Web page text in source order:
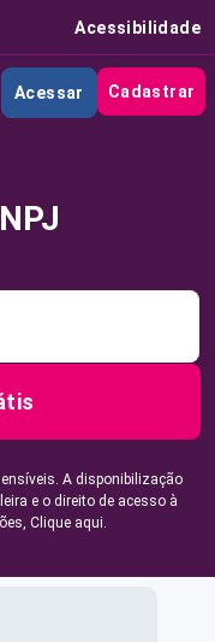
Acessibilidade
Acessar Cadastrar
A disponibilização
e o direito de acesso à
Clique aqui.